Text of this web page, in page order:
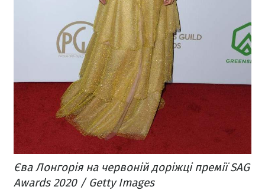
Єва Лонгорія на червоній доріжці премії SAG
Awards 2020 / Getty Images